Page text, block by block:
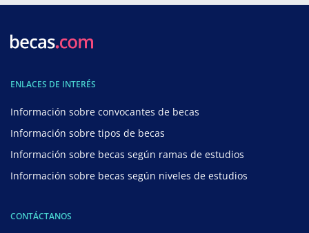
ENLACES DE INTERÉS
Información sobre convocantes de becas
Información sobre tipos de becas
Información sobre becas según ramas de estudios
Información sobre becas según niveles de estudios
CONTÁCTANOS